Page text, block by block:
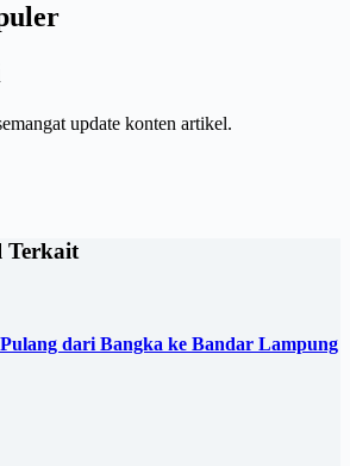
update konten artikel.
Terkait
dari Bangka ke Bandar Lampung